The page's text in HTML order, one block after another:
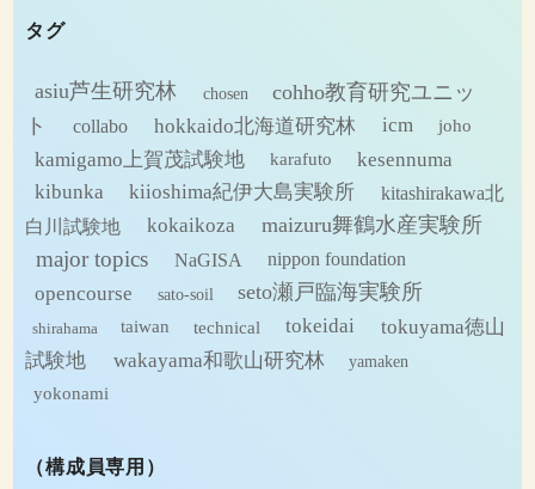
カ
ブ
タグ
asiu芦生研究林 chosen
cohho教育研究ユニッ
ト
collabo hokkaido北海道研究林 icm joho
kamigamo上賀茂試験地 karafuto
kesennuma
kibunka
kiioshima紀伊大島実験所
kitashirakawa北
白川試験地
kokaikoza maizuru舞鶴水産実験所
major topics NaGISA nippon foundation
opencourse sato-soil seto瀬戸臨海実験所
shirahama taiwan technical tokeidai
tokuyama徳山
試験地
wakayama和歌山研究林
yamaken
yokonami
（構成員専用）